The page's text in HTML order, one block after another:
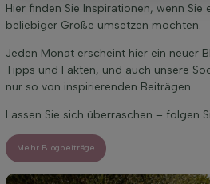
Hier finden Sie Inspirationen, wenn
beliebiger Größe umsetzen möchten.
Jeden Monat erscheint hier ein neuer
Tipps und Fakten, und auch unsere
nur so von inspirierenden Beiträgen.
Lassen Sie sich überraschen – folgen
Mehr Blogbeiträge